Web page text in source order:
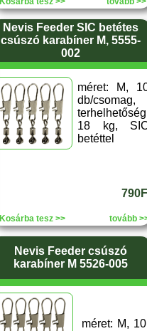
Nevis Feeder SIC betétes
csúszó karabíner M, 5555-
002
méret: M,
db/csomag,
18 kg,
betéttel
Kosárba tesz >> tovább
Nevis Feeder csúszó
karabíner M 5526-005
méret: M, 10